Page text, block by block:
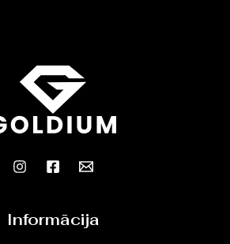
Informācija